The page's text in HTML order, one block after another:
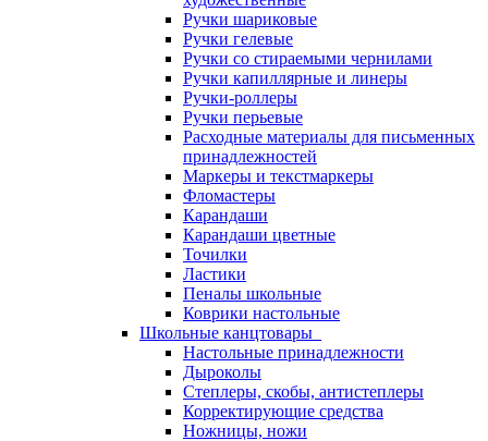
Ручки шариковые
Ручки гелевые
Ручки со стираемыми чернилами
Ручки капиллярные и линеры
Ручки-роллеры
Ручки перьевые
Расходные материалы для письменных
принадлежностей
Маркеры и текстмаркеры
Фломастеры
Карандаши
Карандаши цветные
Точилки
Ластики
Пеналы школьные
Коврики настольные
Школьные канцтовары
Настольные принадлежности
Дыроколы
Степлеры, скобы, антистеплеры
Корректирующие средства
Ножницы, ножи